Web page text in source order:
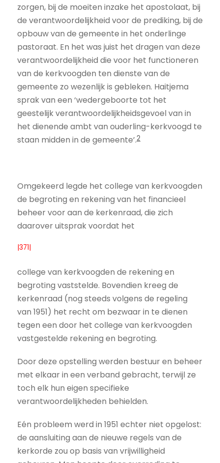
zorgen, bij de moeiten inzake het apostolaat, bij
de verantwoordelijkheid voor de prediking, bij de
opbouw van de gemeente in het onderlinge
pastoraat. En het was juist het dragen van deze
verantwoordelijkheid die voor het functioneren
van de kerkvoogden ten dienste van de
gemeente zo wezenlijk is gebleken. Haitjema
sprak van een ‘wedergeboorte tot het
geestelijk verantwoordelijkheidsgevoel van in
het dienende ambt van ouderling-kerkvoogd te
staan midden in de gemeente’.2
Omgekeerd legde het college van kerkvoogden
de begroting en rekening van het financieel
beheer voor aan de kerkenraad, die zich
daarover uitsprak voordat het
|371|
college van kerkvoogden de rekening en
begroting vaststelde. Bovendien kreeg de
kerkenraad (nog steeds volgens de regeling
van 1951) het recht om bezwaar in te dienen
tegen een door het college van kerkvoogden
vastgestelde rekening en begroting.
Door deze opstelling werden bestuur en beheer
met elkaar in een verband gebracht, terwijl ze
toch elk hun eigen specifieke
verantwoordelijkheden behielden.
Eén probleem werd in 1951 echter niet opgelost:
de aansluiting aan de nieuwe regels van de
kerkorde zou op basis van vrijwilligheid